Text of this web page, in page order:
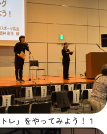
レ」をやってみよう！１